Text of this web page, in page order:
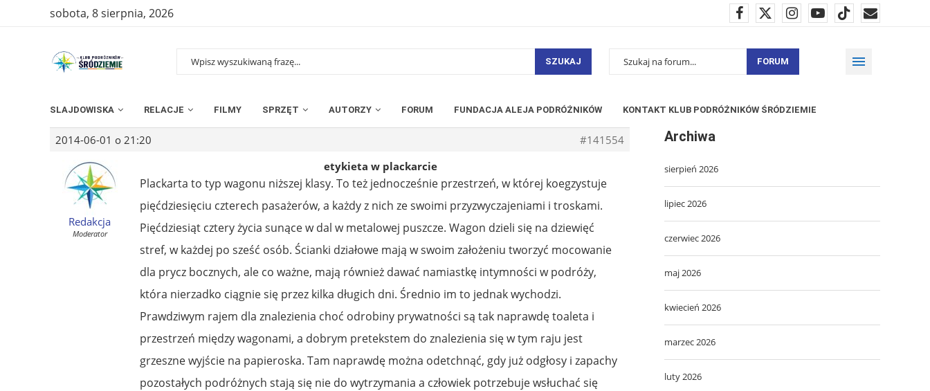
sobota, 8 sierpnia, 2026
SZUKAJ FORUM
SLAJDOWISKA RELACJE FILMY SPRZĘT AUTORZY FORUM FUNDACJA ALEJA PODRÓŻNIKÓW KONTAKT KLUB PODRÓŻNIKÓW ŚRÓDZIEMIE
2014-06-01 o 21:20 #141554
Redakcja
Moderator
etykieta w plackarcie
Plackarta to typ wagonu niższej klasy. To też jednocześnie przestrzeń, w której koegzystuje
pięćdziesięciu czterech pasażerów, a każdy z nich ze swoimi przyzwyczajeniami i troskami.
Pięćdziesiąt cztery życia sunące w dal w metalowej puszcze. Wagon dzieli się na dziewięć
stref, w każdej po sześć osób. Ścianki działowe mają w swoim założeniu tworzyć mocowanie
dla prycz bocznych, ale co ważne, mają również dawać namiastkę intymności w podróży,
która nierzadko ciągnie się przez kilka długich dni. Średnio im to jednak wychodzi.
Prawdziwym rajem dla znalezienia choć odrobiny prywatności są tak naprawdę toaleta i
przestrzeń między wagonami, a dobrym pretekstem do znalezienia się w tym raju jest
grzeszne wyjście na papieroska. Tam naprawdę można odetchnąć, gdy już odgłosy i zapachy
pozostałych podróżnych stają się nie do wytrzymania a człowiek potrzebuje wsłuchać się
Archiwa
sierpień 2026
lipiec 2026
czerwiec 2026
maj 2026
kwiecień 2026
marzec 2026
luty 2026